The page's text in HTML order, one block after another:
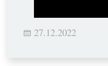
27.12.2022